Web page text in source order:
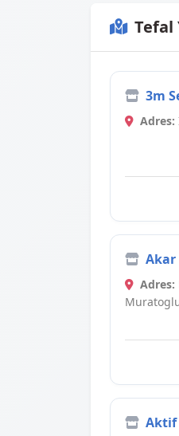
Tefal
3m
Adres:
Akar
Adres:
Aktif